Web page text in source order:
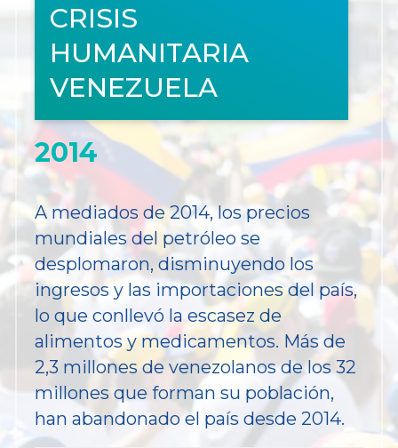
CRISIS
HUMANITARIA
VENEZUELA
2014
A mediados de 2014, los precios
mundiales del petróleo se
desplomaron, disminuyendo los
ingresos y las importaciones del país,
lo que conllevó la escasez de
alimentos y medicamentos. Más de
2,3 millones de venezolanos de los 32
millones que forman su población,
han abandonado el país desde 2014.